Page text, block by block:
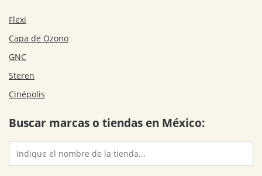
Flexi
Capa de Ozono
GNC
Steren
Cinépolis
Buscar marcas o tiendas en México: